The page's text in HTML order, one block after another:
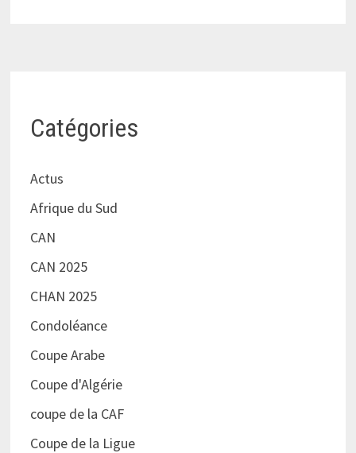
Catégories
Actus
Afrique du Sud
CAN
CAN 2025
CHAN 2025
Condoléance
Coupe Arabe
Coupe d'Algérie
coupe de la CAF
Coupe de la Ligue